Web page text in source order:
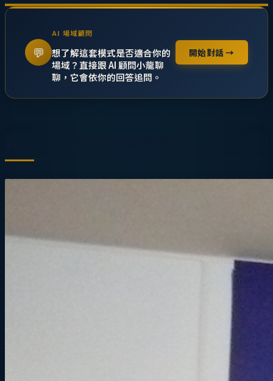
💬
AI 場域顧問
想了解這套模式是否適合你的
場域？直接跟 AI 顧問小龍聊
聊，它會依你的回答追問。
開始對話 →